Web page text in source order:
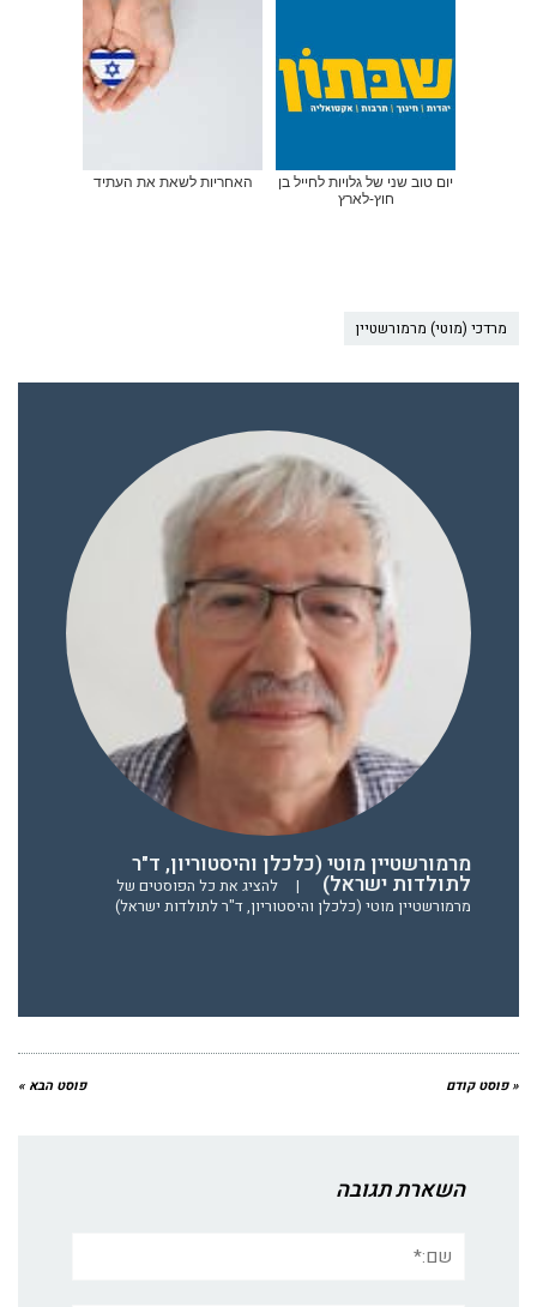
יום טוב שני של גלויות לחייל בן
חוץ-לארץ
האחריות לשאת את העתיד
מרדכי (מוטי) מרמורשטיין
מרמורשטיין מוטי (כלכלן והיסטוריון, ד"ר
לתולדות ישראל) |
להציג את כל הפוסטים של
מרמורשטיין מוטי (כלכלן והיסטוריון, ד"ר לתולדות ישראל)
« פוסט קודם פוסט הבא »
השארת תגובה